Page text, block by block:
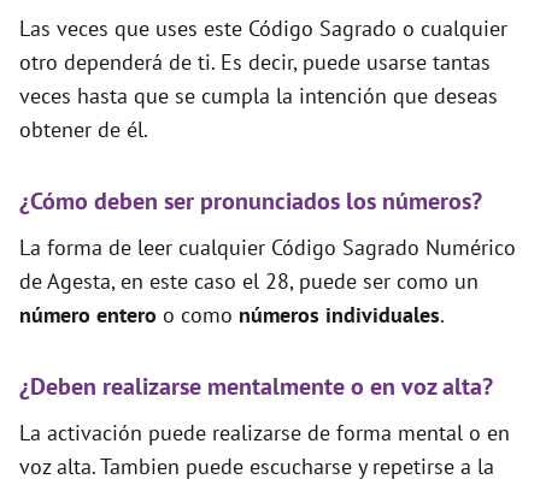
Las veces que uses este Código Sagrado o cualquier
otro dependerá de ti. Es decir, puede usarse tantas
veces hasta que se cumpla la intención que deseas
obtener de él.
¿Cómo deben ser pronunciados los números?
La forma de leer cualquier Código Sagrado Numérico
de Agesta, en este caso el 28, puede ser como un
número entero o como números individuales.
¿Deben realizarse mentalmente o en voz alta?
La activación puede realizarse de forma mental o en
voz alta. Tambien puede escucharse y repetirse a la